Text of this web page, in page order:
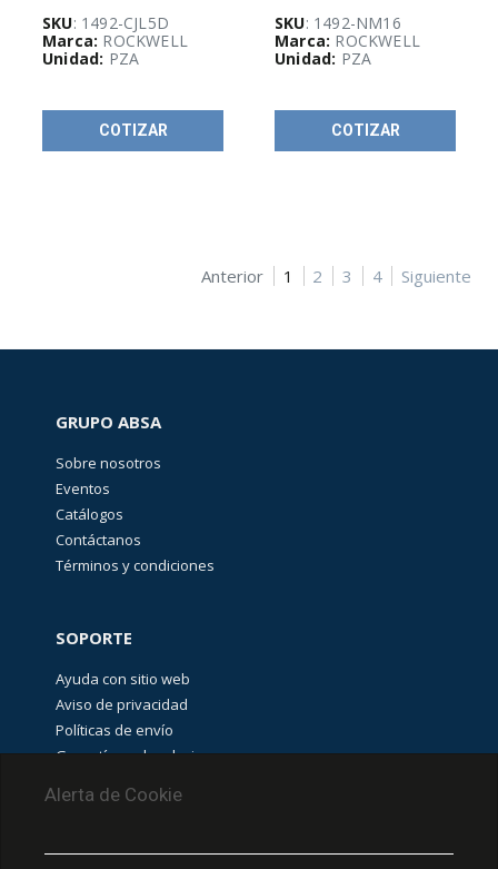
SKU: 1492-CJL5D
Marca: ROCKWELL
Unidad: PZA
COTIZAR
SKU: 1492-NM16
Marca: ROCKWELL
Unidad: PZA
COTIZAR
Anterior 1 2 3 4 Siguiente
Alerta de Cookie
GRUPO ABSA
Sobre nosotros
Eventos
Catálogos
Contáctanos
Términos y condiciones
SOPORTE
Ayuda con sitio web
Aviso de privacidad
Políticas de envío
Garantías y devoluciones
PUNTOS DE RECOLECCIÓN